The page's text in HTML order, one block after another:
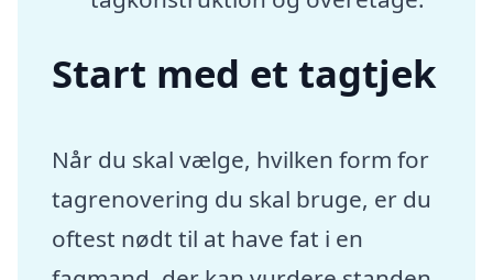
Start med et tagtjek
Når du skal vælge, hvilken form for
tagrenovering du skal bruge, er du
oftest nødt til at have fat i en